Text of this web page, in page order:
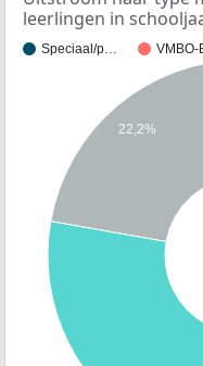
leerlingen in
Speciaal/p… VMBO-
22,2%